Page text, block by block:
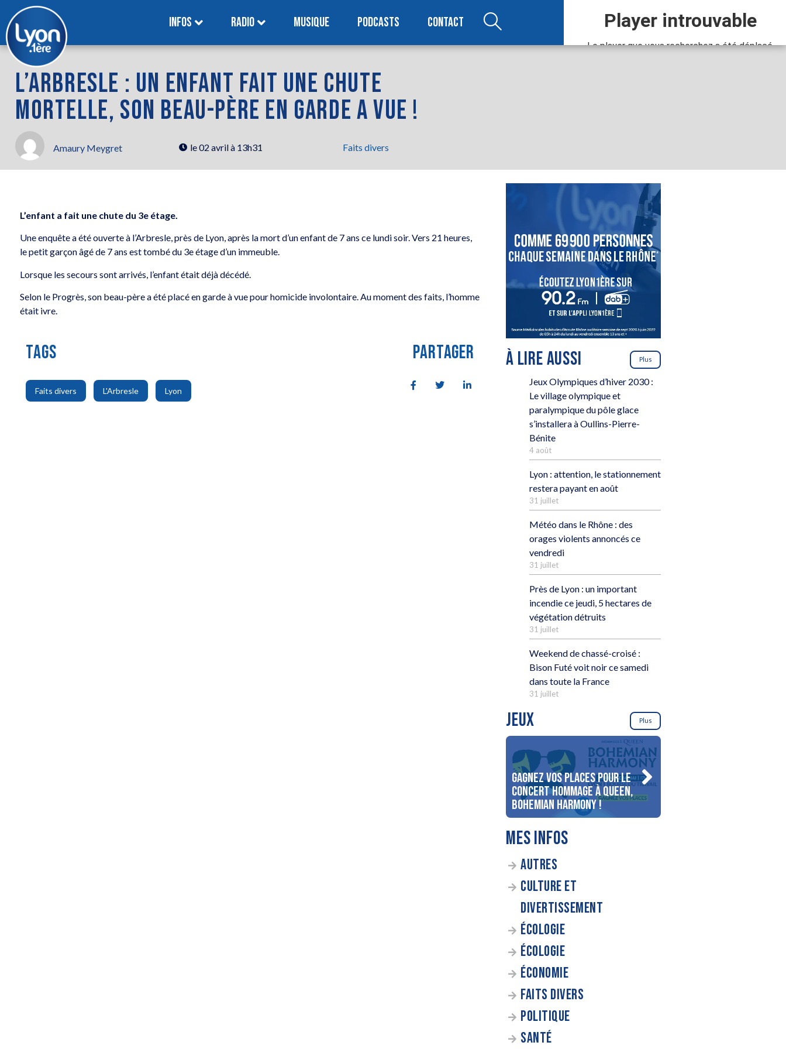
INFOS RADIO MUSIQUE PODCASTS CONTACT
L’ARBRESLE : UN ENFANT FAIT UNE CHUTE
MORTELLE, SON BEAU-PÈRE EN GARDE A VUE !
Amaury Meygret le02 avril à 13h31 Faits divers
L’enfant a fait une chute du 3e étage.
Une enquête a été ouverte à l’Arbresle, près de Lyon, après la mort d’un enfant de 7 ans ce lundi soir. Vers 21 heures,
le petit garçon âgé de 7 ans est tombé du 3e étage d’un immeuble.
Lorsque les secours sont arrivés, l’enfant était déjà décédé.
Selon le Progrès, son beau-père a été placé en garde à vue pour homicide involontaire. Au moment des faits, l’homme
était ivre.
TAGS
Faits divers
,
L'Arbresle
,
Lyon
PARTAGER À LIRE AUSSI Plus
Jeux Olympiques d’hiver 2030 :
Le village olympique et
paralympique du pôle glace
s’installera à Oullins-Pierre-
Bénite
4 août
Lyon : attention, le stationnement
restera payant en août
31 juillet
Météo dans le Rhône : des
orages violents annoncés ce
vendredi
31 juillet
Près de Lyon : un important
incendie ce jeudi, 5 hectares de
végétation détruits
31 juillet
Weekend de chassé-croisé :
Bison Futé voit noir ce samedi
dans toute la France
31 juillet
JEUX Plus
Gagnez vos places pour le
concert Hommage à Queen,
Bohemian Harmony !
MES INFOS
AUTRES
CULTURE ET
DIVERTISSEMENT
ÉCOLOGIE
ÉCOLOGIE
ÉCONOMIE
FAITS DIVERS
POLITIQUE
SANTÉ